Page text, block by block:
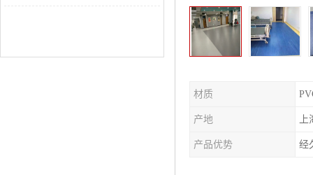
材质
产地 上
产品优势 经